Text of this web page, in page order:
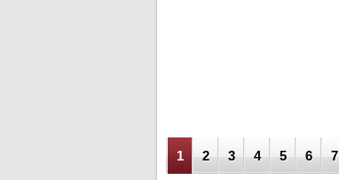
1 2 3 4 5 6 7